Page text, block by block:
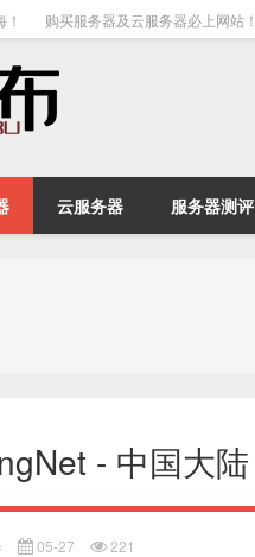
购买服务器及云服务器必上网站！
云服务器 服务器测评
- 中国大
05-27 221